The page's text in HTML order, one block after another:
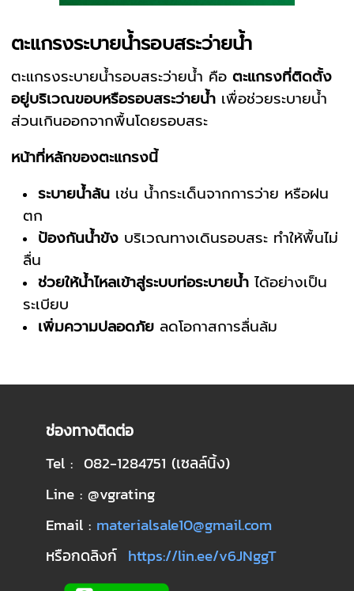
ตะแกรงระบายน้ำรอบสระว่ายน้ำ
ตะแกรงระบายน้ำรอบสระว่ายน้ำ คือตะแกรงที่ติดตั้ง
อยู่บริเวณขอบหรือรอบสระว่ายน้ำ เพื่อช่วยระบายน้ำ
ส่วนเกินออกจากพื้นโดยรอบสระ
หน้าที่หลักของตะแกรงนี้
ระบายน้ำล้น เช่น น้ำกระเด็นจากการว่าย หรือฝน
ตก
ป้องกันน้ำขัง บริเวณทางเดินรอบสระ ทำให้พื้นไม่
ลื่น
ช่วยให้น้ำไหลเข้าสู่ระบบท่อระบายน้ำ ได้อย่างเป็น
ระเบียบ
เพิ่มความปลอดภัย ลดโอกาสการลื่นล้ม
ช่องทางติดต่อ
Tel : 082-1284751 (เซลล์นิ้ง)
Line : @vgrating
Email : materialsale10@gmail.com
หรือกดลิงก์ https://lin.ee/v6JNggT